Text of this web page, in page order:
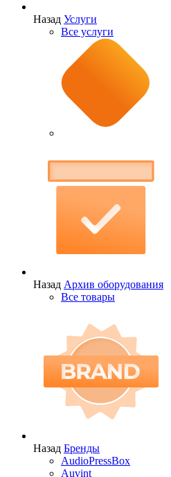
Назад Услуги
Все услуги
Назад Архив оборудования
Все товары
Назад Бренды
AudioPressBox
Auvint